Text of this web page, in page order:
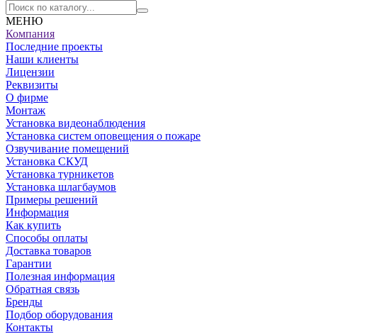
МЕНЮ
Компания
Последние проекты
Наши клиенты
Лицензии
Реквизиты
О фирме
Монтаж
Установка видеонаблюдения
Установка систем оповещения о пожаре
Озвучивание помещений
Установка СКУД
Установка турникетов
Установка шлагбаумов
Примеры решений
Информация
Как купить
Способы оплаты
Доставка товаров
Гарантии
Полезная информация
Обратная связь
Бренды
Подбор оборудования
Контакты